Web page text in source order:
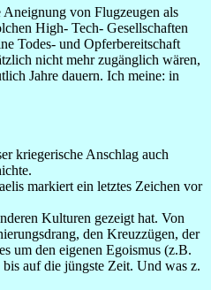
von Flugzeugen als
High- Tech- Gesellschaften
Todes- und Opferbereitschaft
nicht mehr zugänglich wären,
Jahre dauern. Ich meine: in
kriegerische Anschlag auch
markiert ein letztes Zeichen vor
Kulturen gezeigt hat. Von
den Kreuzzügen, der
um den eigenen Egoismus (z.B.
auf die jüngste Zeit. Und was z.